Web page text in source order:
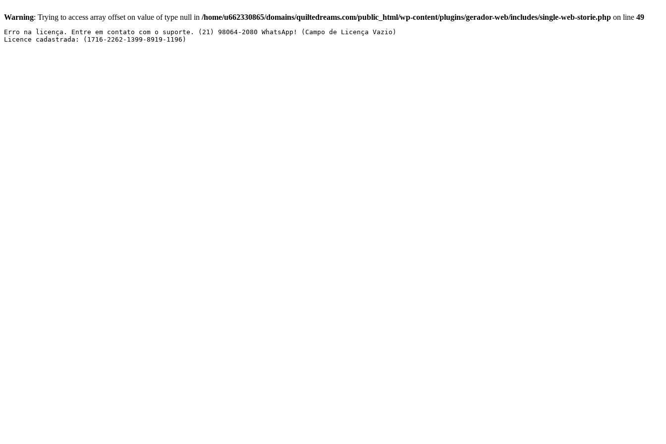
Warning: Trying to access array offset on value of type null in /home/u662330865/domains/quiltedreams.com/public_html/wp-content/plugins/gerador-web/includes/single-web-storie.php on line 49
Erro na licença. Entre em contato com o suporte. (21) 98064-2080 WhatsApp! (Campo de Licença Vazio)
Licence cadastrada: (1716-2262-1399-8919-1196)